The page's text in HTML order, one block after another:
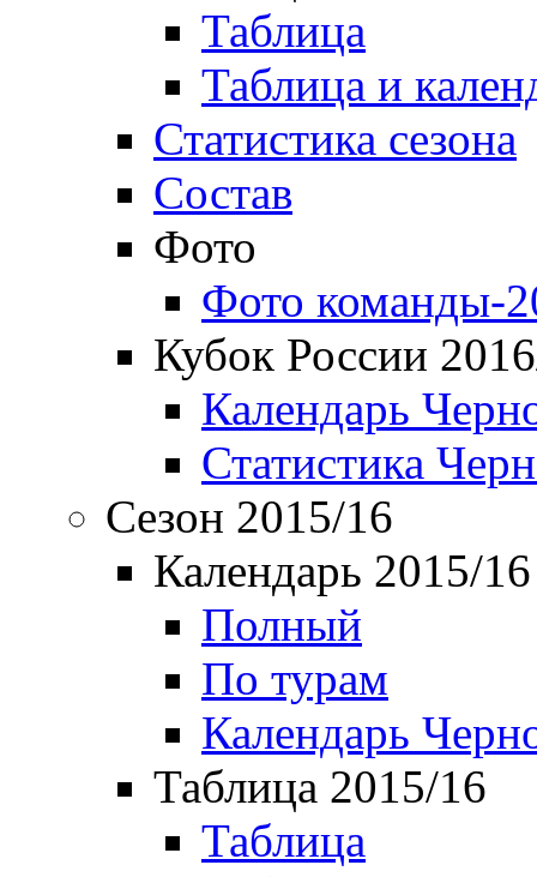
Таблица
Таблица и
Статистика сезона
Состав
Фото
Фото команды-
Кубок России
Календарь
Статистика
Сезон 2015/16
Календарь 2015/16
Полный
По турам
Календарь
Таблица 2015/16
Таблица